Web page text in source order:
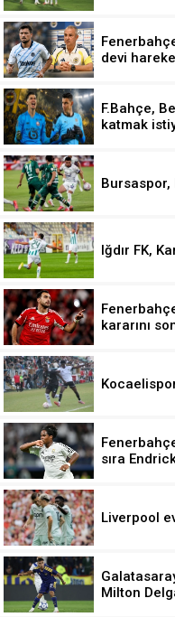
devi
F.Bahçe,
katmak
Bursaspor,
Iğdır FK,
kararını
sıra
Liverpool
Milton